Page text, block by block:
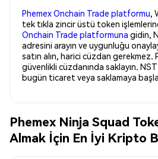
Phemex Onchain Trade platformu,
tek tıkla zincir üstü token
Onchain Trade platformuna gidin,
adresini arayın ve uygunluğu
satın alın, harici cüzdan gerekmez.
güvenlikli cüzdanında saklayın.
bugün ticaret veya saklamaya
Phemex Ninja Squad
Almak İçin En İyi Kripto